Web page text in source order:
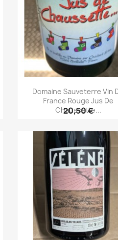
Domaine Sauveterre Vin
France Rouge Jus De
Chaussette...
20,50 €
Aperçu rapide